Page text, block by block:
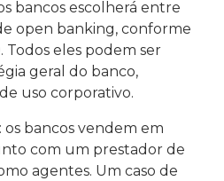
bancos escolherá entre
open banking, conforme
Todos eles podem ser
geral do banco,
uso corporativo.
bancos vendem em
com um prestador de
agentes. Um caso de